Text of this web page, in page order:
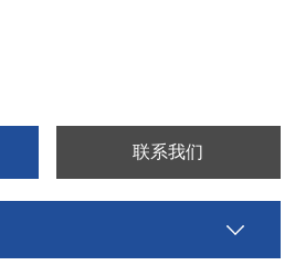
联系我们